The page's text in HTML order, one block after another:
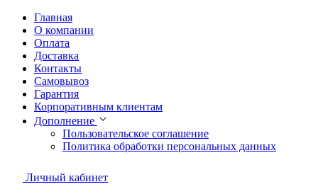
Главная
О компании
Оплата
Доставка
Контакты
Самовывоз
Гарантия
Корпоративным клиентам
Дополнение
Пользовательское соглашение
Политика обработки персональных данных
Личный кабинет